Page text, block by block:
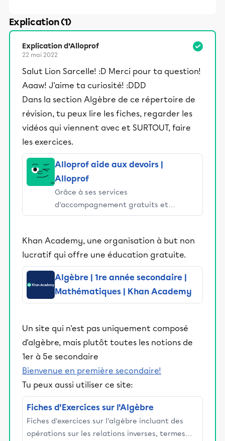
Explication (1)
Explication d’Alloprof
22 mai 2022
Salut Lion Sarcelle! :D Merci pour ta question!
Aaaw! J'aime ta curiosité! :DDD
Dans la section Algèbre de ce répertoire de
révision, tu peux lire les fiches, regarder les
vidéos qui viennent avec et SURTOUT, faire
les exercices.
Alloprof aide aux devoirs |
Alloprof
Grâce à ses services
d’accompagnement gratuits et
stimulants, Alloprof engage les élèves
éducative.
Khan Academy, une organisation à but non
lucratif qui offre une éducation gratuite.
Algèbre | 1re année secondaire |
Mathématiques | Khan Academy
Un site qui n'est pas uniquement composé
d'algèbre, mais plutôt toutes les notions de
1er à 5e secondaire
Bienvenue en première secondaire!
Tu peux aussi utiliser ce site:
Fiches d'Exercices sur l'Algèbre
Fiches d'exercices sur l'algèbre incluant des
opérations sur les relations inverses, termes